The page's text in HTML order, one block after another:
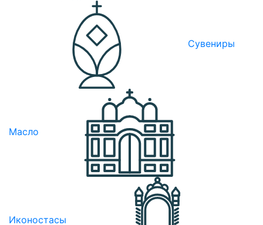
Сувениры
Масло
Иконостасы